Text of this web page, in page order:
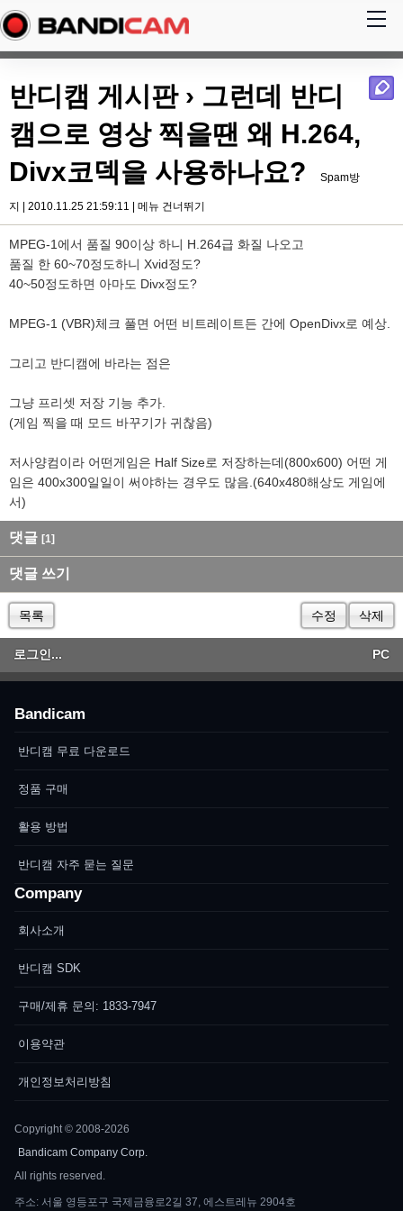
반디캠 게시판› 그런데 반디
캠으로 영상 찍을땐 왜 H.264,
Divx코덱을 사용하나요?
Spam방
지 | 2010.11.25 21:59:11 | 메뉴 건너뛰기
MPEG-1에서 품질 90이상 하니 H.264급 화질 나오고
품질 한 60~70정도하니 Xvid정도?
40~50정도하면 아마도 Divx정도?
MPEG-1 (VBR)체크 풀면 어떤 비트레이트든 간에 OpenDivx로 예상.
그리고 반디캠에 바라는 점은
그냥 프리셋 저장 기능 추가.
(게임 찍을 때 모드 바꾸기가 귀찮음)
저사양컴이라 어떤게임은 Half Size로 저장하는데(800x600) 어떤 게
임은 400x300일일이 써야하는 경우도 많음.(640x480해상도 게임에
서)
댓글 [1]
댓글 쓰기
목록 수정 삭제
로그인... PC
Bandicam
반디캠 무료 다운로드
정품 구매
활용 방법
반디캠 자주 묻는 질문
Company
회사소개
반디캠 SDK
구매/제휴 문의: 1833-7947
이용약관
개인정보처리방침
Copyright © 2008-2026
Bandicam Company Corp.
All rights reserved.
주소: 서울 영등포구 국제금융로2길 37, 에스트레뉴 2904호